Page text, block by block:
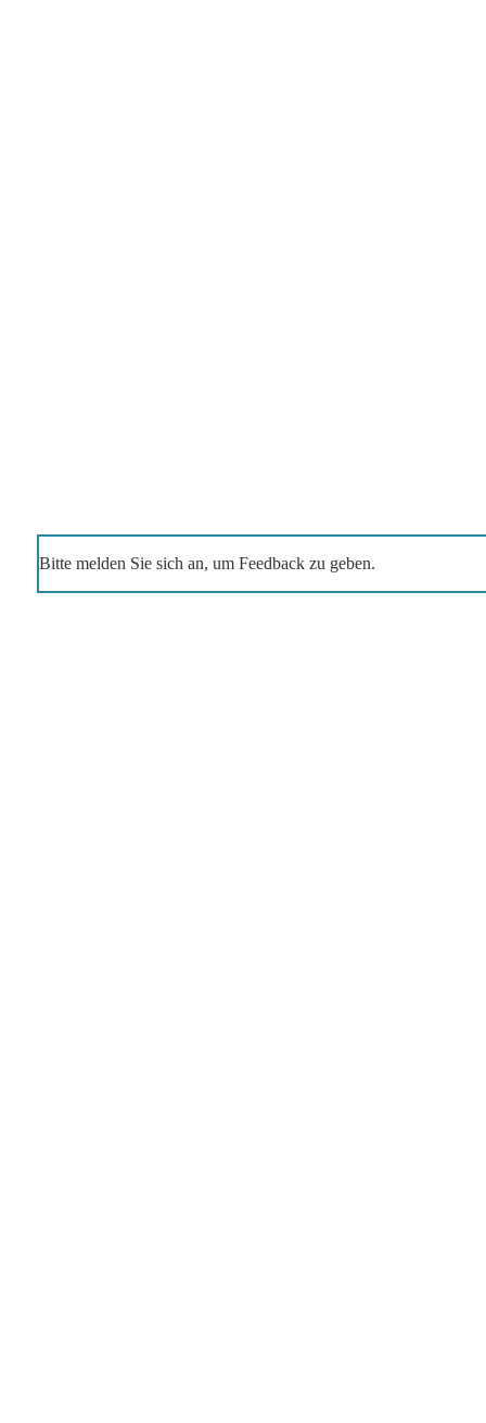
Bitte melden Sie sich an, um Feedback zu geben.